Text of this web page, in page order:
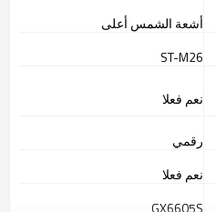
أشعة الشمس أعلى
ST-M26
نعم فعلا
رقمي
نعم فعلا
GX6605S